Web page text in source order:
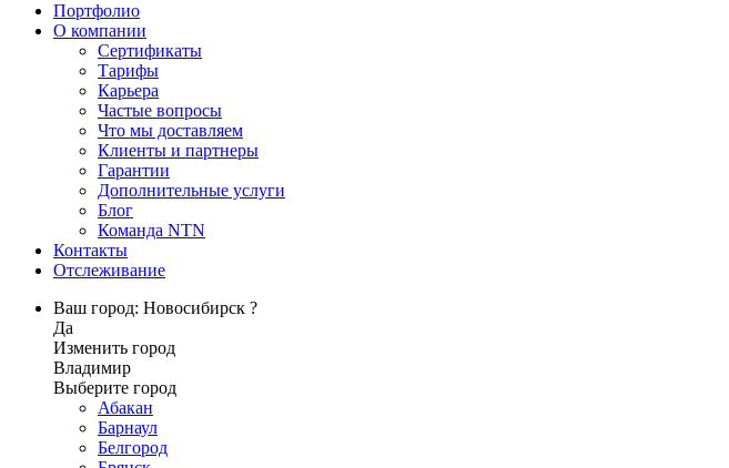
Портфолио
О компании
Сертификаты
Тарифы
Карьера
Частые вопросы
Что мы доставляем
Клиенты и партнеры
Гарантии
Дополнительные услуги
Блог
Команда NTN
Контакты
Отслеживание
Ваш город: Новосибирск ?
Да
Изменить город
Владимир
Выберите город
Абакан
Барнаул
Белгород